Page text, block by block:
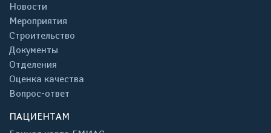
Новости
Мероприятия
Строительство
Документы
Отделения
Оценка качества
Вопрос-ответ
ПАЦИЕНТАМ